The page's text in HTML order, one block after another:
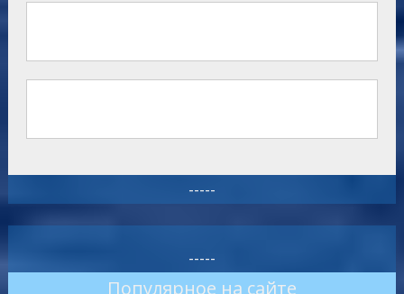
-----
-----
Популярное на сайте